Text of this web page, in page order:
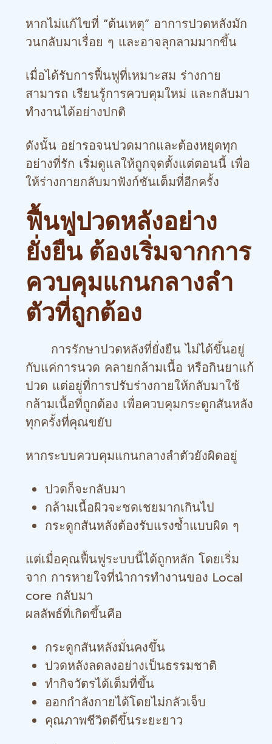
หากไม่แก้ไขที่ “ต้นเหตุ” อาการปวดหลังมัก
วนกลับมาเรื่อย ๆ และอาจลุกลามมากขึ้น
เมื่อได้รับการฟื้นฟูที่เหมาะสม ร่างกาย
สามารถ เรียนรู้การควบคุมใหม่ และกลับมา
ทำงานได้อย่างปกติ
ดังนั้น อย่ารอจนปวดมากและต้องหยุดทุก
อย่างที่รัก เริ่มดูแลให้ถูกจุดตั้งแต่ตอนนี้ เพื่อ
ให้ร่างกายกลับมาฟังก์ชันเต็มที่อีกครั้ง
ฟื้นฟูปวดหลังอย่าง
ยั่งยืน ต้องเริ่มจากการ
ควบคุมแกนกลางลำ
ตัวที่ถูกต้อง
การรักษาปวดหลังที่ยั่งยืน ไม่ได้ขึ้นอยู่
กับแค่การนวด คลายกล้ามเนื้อ หรือกินยาแก้
ปวด แต่อยู่ที่การปรับร่างกายให้กลับมาใช้
กล้ามเนื้อที่ถูกต้อง เพื่อควบคุมกระดูกสันหลัง
ทุกครั้งที่คุณขยับ
หากระบบควบคุมแกนกลางลำตัวยังผิดอยู่
ปวดก็จะกลับมา
กล้ามเนื้อผิวจะชดเชยมากเกินไป
กระดูกสันหลังต้องรับแรงซ้ำแบบผิด ๆ
แต่เมื่อคุณฟื้นฟูระบบนี้ได้ถูกหลัก โดยเริ่ม
จาก การหายใจที่นำการทำงานของ Local
core กลับมา
ผลลัพธ์ที่เกิดขึ้นคือ
กระดูกสันหลังมั่นคงขึ้น
ปวดหลังลดลงอย่างเป็นธรรมชาติ
ทำกิจวัตรได้เต็มที่ขึ้น
ออกกำลังกายได้โดยไม่กลัวเจ็บ
คุณภาพชีวิตดีขึ้นระยะยาว